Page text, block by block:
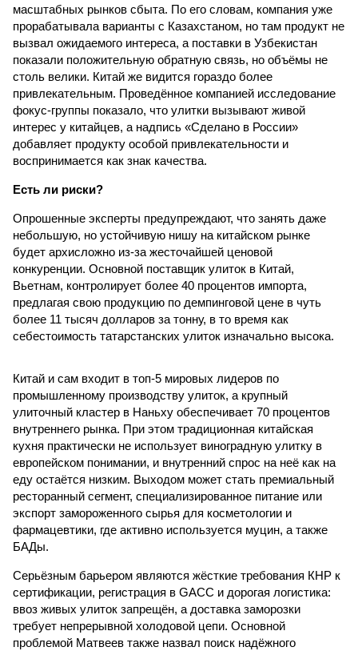
масштабных рынков сбыта. По его словам, компания уже
прорабатывала варианты с Казахстаном, но там продукт не
вызвал ожидаемого интереса, а поставки в Узбекистан
показали положительную обратную связь, но объёмы не
столь велики. Китай же видится гораздо более
привлекательным. Проведённое компанией исследование
фокус-группы показало, что улитки вызывают живой
интерес у китайцев, а надпись «Сделано в России»
добавляет продукту особой привлекательности и
воспринимается как знак качества.
Есть ли риски?
Опрошенные эксперты предупреждают, что занять даже
небольшую, но устойчивую нишу на китайском рынке
будет архисложно из-за жесточайшей ценовой
конкуренции. Основной поставщик улиток в Китай,
Вьетнам, контролирует более 40 процентов импорта,
предлагая свою продукцию по демпинговой цене в чуть
более 11 тысяч долларов за тонну, в то время как
себестоимость татарстанских улиток изначально высока.
Китай и сам входит в топ-5 мировых лидеров по
промышленному производству улиток, а крупный
улиточный кластер в Наньху обеспечивает 70 процентов
внутреннего рынка. При этом традиционная китайская
кухня практически не использует виноградную улитку в
европейском понимании, и внутренний спрос на неё как на
еду остаётся низким. Выходом может стать премиальный
ресторанный сегмент, специализированное питание или
экспорт замороженного сырья для косметологии и
фармацевтики, где активно используется муцин, а также
БАДы.
Серьёзным барьером являются жёсткие требования КНР к
сертификации, регистрация в GACC и дорогая логистика:
ввоз живых улиток запрещён, а доставка заморозки
требует непрерывной холодовой цепи. Основной
проблемой Матвеев также назвал поиск надёжного